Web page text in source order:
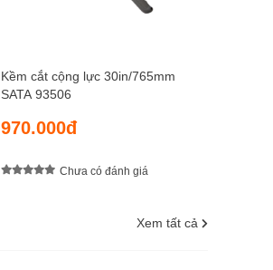
Kềm cắt cộng lực 30in/765mm
SATA 93506
970.000đ
Chưa có đánh giá
Xem tất cả